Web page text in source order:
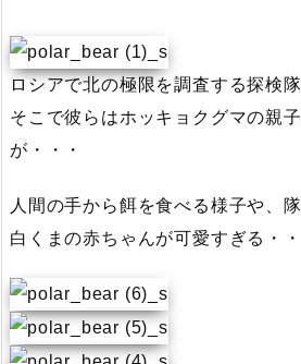
ロシアで北の極限を調査する探検
そこで彼らはホッキョクグマの親
が・・・
人間の手から餌を食べる様子や、
白くまの赤ちゃんが可愛すぎる・・